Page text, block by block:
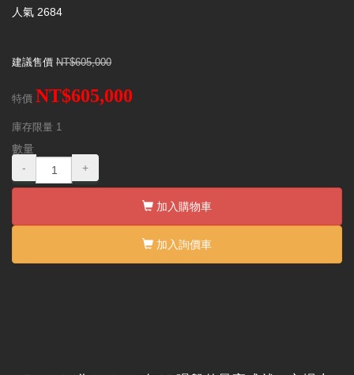
人氣 2684
建議售價 NT$605,000
特價 NT$605,000
庫存限量 1
數量
-
+
加入購物車
加入詢價車